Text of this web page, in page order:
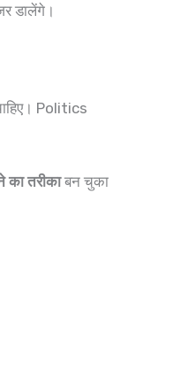
डालेंगे।
Politics
का तरीकाबन चुका